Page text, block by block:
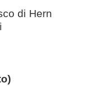
di Hern